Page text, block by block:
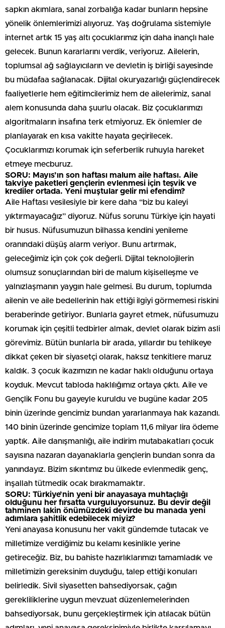
sapkın akımlara, sanal zorbalığa kadar bunların hepsine
yönelik önlemlerimizi alıyoruz. Yaş doğrulama sistemiyle
internet artık 15 yaş altı çocuklarımız için daha inançlı hale
gelecek. Bunun kararlarını verdik, veriyoruz. Ailelerin,
toplumsal ağ sağlayıcıların ve devletin iş birliği sayesinde
bu müdafaa sağlanacak. Dijital okuryazarlığı güçlendirecek
faaliyetlerle hem eğitimcilerimiz hem de ailelerimiz, sanal
alem konusunda daha şuurlu olacak. Biz çocuklarımızı
algoritmaların insafına terk etmiyoruz. Ek önlemler de
planlayarak en kısa vakitte hayata geçirilecek.
Çocuklarımızı korumak için seferberlik ruhuyla hareket
etmeye mecburuz.
SORU: Mayıs’ın son haftası malum aile haftası. Aile
takviye paketleri gençlerin evlenmesi için teşvik ve
krediler ortada. Yeni muştular gelir mi efendim?
Aile Haftası vesilesiyle bir kere daha “biz bu kaleyi
yıktırmayacağız” diyoruz. Nüfus sorunu Türkiye için hayati
bir husus. Nüfusumuzun bilhassa kendini yenileme
oranındaki düşüş alarm veriyor. Bunu artırmak,
geleceğimiz için çok çok değerli. Dijital teknolojilerin
olumsuz sonuçlarından biri de malum kişiselleşme ve
yalnızlaşmanın yaygın hale gelmesi. Bu durum, toplumda
ailenin ve aile bedellerinin hak ettiği ilgiyi görmemesi riskini
beraberinde getiriyor. Bunlarla gayret etmek, nüfusumuzu
korumak için çeşitli tedbirler almak, devlet olarak bizim asli
görevimiz. Bütün bunlarla bir arada, yıllardır bu tehlikeye
dikkat çeken bir siyasetçi olarak, haksız tenkitlere maruz
kaldık. 3 çocuk ikazımızın ne kadar haklı olduğunu ortaya
koyduk. Mevcut tabloda haklılığımız ortaya çıktı. Aile ve
Gençlik Fonu bu gayeyle kuruldu ve bugüne kadar 205
binin üzerinde gencimiz bundan yararlanmaya hak kazandı.
140 binin üzerinde gencimize toplam 11,6 milyar lira ödeme
yaptık. Aile danışmanlığı, aile indirim mutabakatları çocuk
sayısına nazaran dayanaklarla gençlerin bundan sonra da
yanındayız. Bizim sıkıntımız bu ülkede evlenmedik genç,
inşallah tütmedik ocak bırakmamaktır.
SORU: Türkiye’nin yeni bir anayasaya muhtaçlığı
olduğunu her fırsatta vurguluyorsunuz. Bu devir değil
tahminen lakin önümüzdeki devirde bu manada yeni
adımlara şahitlik edebilecek miyiz?
Yeni anayasa konusunu her vakit gündemde tutacak ve
milletimize verdiğimiz bu kelamı kesinlikle yerine
getireceğiz. Biz, bu bahiste hazırlıklarımızı tamamladık ve
milletimizin gereksinim duyduğu, talep ettiği konuları
belirledik. Sivil siyasetten bahsediyorsak, çağın
gerekliliklerine uygun mevzuat düzenlemelerinden
bahsediyorsak, bunu gerçekleştirmek için atılacak bütün